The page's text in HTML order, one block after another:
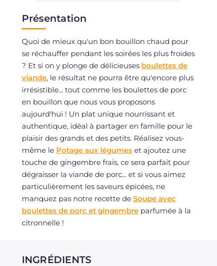
Présentation
Quoi de mieux qu'un bon bouillon chaud pour
se réchauffer pendant les soirées les plus froides
? Et si on y plonge de délicieuses boulettes de
viande, le résultat ne pourra être qu'encore plus
irrésistible... tout comme les boulettes de porc
en bouillon que nous vous proposons
aujourd'hui ! Un plat unique nourrissant et
authentique, idéal à partager en famille pour le
plaisir des grands et des petits. Réalisez vous-
même le Potage aux légumeset ajoutez une
touche de gingembre frais, ce sera parfait pour
dégraisser la viande de porc... et si vous aimez
particulièrement les saveurs épicées, ne
manquez pas notre recette de Soupe avec
boulettes de porc et gingembreparfumée à la
citronnelle !
INGRÉDIENTS